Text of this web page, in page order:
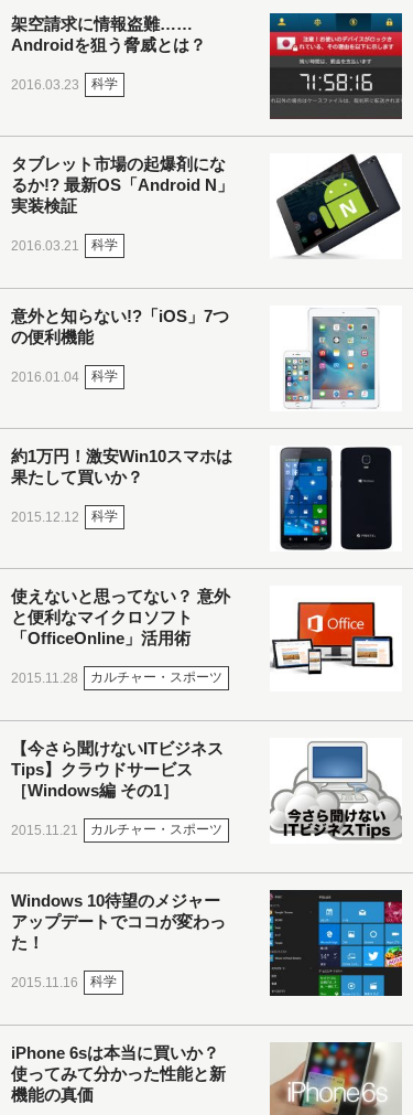
架空請求に情報盗難……
Androidを狙う脅威とは？
2016.03.23 科学
タブレット市場の起爆剤にな
るか!? 最新OS「Android N」
実装検証
2016.03.21 科学
意外と知らない!?「iOS」7つ
の便利機能
2016.01.04 科学
約1万円！激安Win10スマホは
果たして買いか？
2015.12.12 科学
使えないと思ってない？ 意外
と便利なマイクロソフト
「OfficeOnline」活用術
2015.11.28 カルチャー・スポーツ
【今さら聞けないITビジネス
Tips】クラウドサービス
［Windows編 その1］
2015.11.21 カルチャー・スポーツ
Windows 10待望のメジャー
アップデートでココが変わっ
た！
2015.11.16 科学
iPhone 6sは本当に買いか？
使ってみて分かった性能と新
機能の真価